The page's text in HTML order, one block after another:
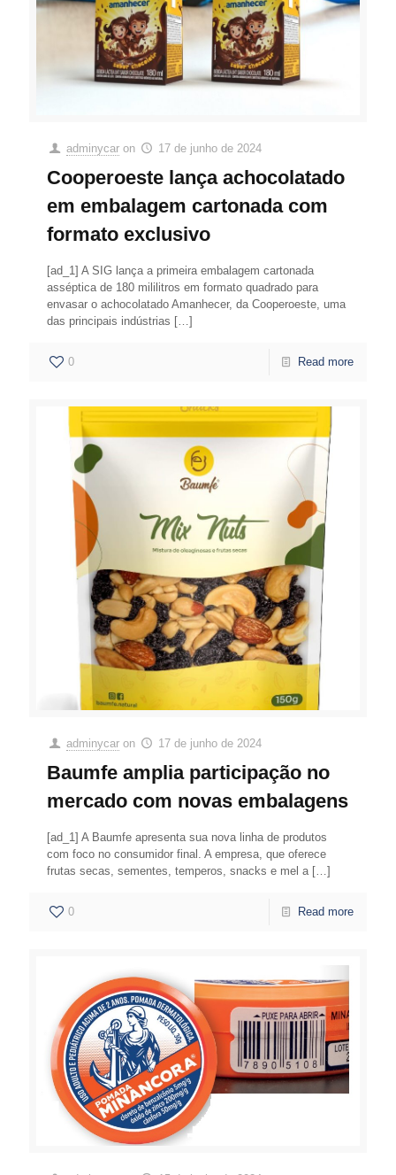
adminycar on 17 de junho de 2024
Cooperoeste lança achocolatado
em embalagem cartonada com
formato exclusivo
[ad_1] A SIG lança a primeira embalagem cartonada
asséptica de 180 mililitros em formato quadrado para
envasar o achocolatado Amanhecer, da Cooperoeste, uma
das principais indústrias […]
0 Read more
adminycar on 17 de junho de 2024
Baumfe amplia participação no
mercado com novas embalagens
[ad_1] A Baumfe apresenta sua nova linha de produtos
com foco no consumidor final. A empresa, que oferece
frutas secas, sementes, temperos, snacks e mel a[…]
0 Read more